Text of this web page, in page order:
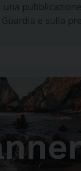
una
e sulla